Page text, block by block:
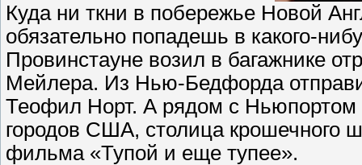
Куда ни ткни в побережье Новой
обязательно попадешь в какого-
Провинстауне возил в багажнике
Мейлера. Из Нью-Бедфорда
Теофил Норт. А рядом с
городов США, столица крошечного
фильма «Тупой и еще тупее».